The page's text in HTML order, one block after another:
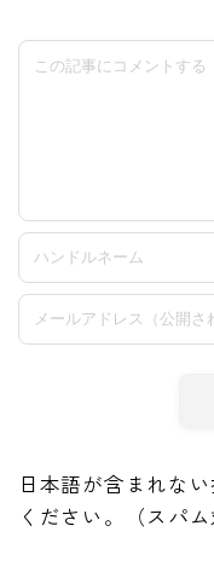
日本語が含まれな
ください。（スパム